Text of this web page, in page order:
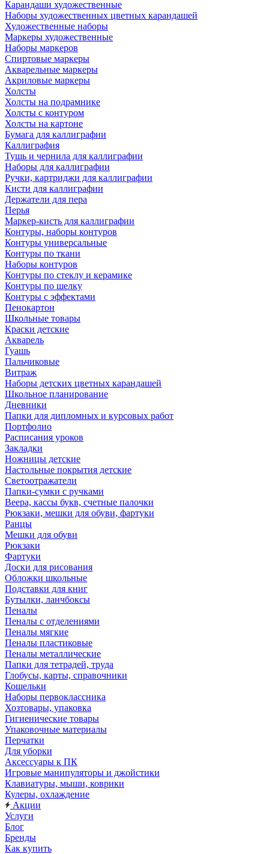
Карандаши художественные
Наборы художественных цветных карандашей
Художественные наборы
Маркеры художественные
Наборы маркеров
Спиртовые маркеры
Акварельные маркеры
Акриловые маркеры
Холсты
Холсты на подрамнике
Холсты с контуром
Холсты на картоне
Бумага для каллиграфии
Каллиграфия
Тушь и чернила для каллиграфии
Наборы для каллиграфии
Ручки, картриджи для каллиграфии
Кисти для каллиграфии
Держатели для пера
Перья
Маркер-кисть для каллиграфии
Контуры, наборы контуров
Контуры универсальные
Контуры по ткани
Наборы контуров
Контуры по стеклу и керамике
Контуры по шелку
Контуры с эффектами
Пенокартон
Школьные товары
Краски детские
Акварель
Гуашь
Пальчиковые
Витраж
Наборы детских цветных карандашей
Школьное планирование
Дневники
Папки для дипломных и курсовых работ
Портфолио
Расписания уроков
Закладки
Ножницы детские
Настольные покрытия детские
Светоотражатели
Папки-сумки с ручками
Веера, кассы букв, счетные палочки
Рюкзаки, мешки для обуви, фартуки
Ранцы
Мешки для обуви
Рюкзаки
Фартуки
Доски для рисования
Обложки школьные
Подставки для книг
Бутылки, ланчбоксы
Пеналы
Пеналы с отделениями
Пеналы мягкие
Пеналы пластиковые
Пеналы металлические
Папки для тетрадей, труда
Глобусы, карты, справочники
Кошельки
Наборы первоклассника
Хозтовары, упаковка
Гигиенические товары
Упаковочные материалы
Перчатки
Для уборки
Аксессуары к ПК
Игровые манипуляторы и джойстики
Клавиатуры, мыши, коврики
Кулеры, охлаждение
Акции
Услуги
Блог
Бренды
Как купить